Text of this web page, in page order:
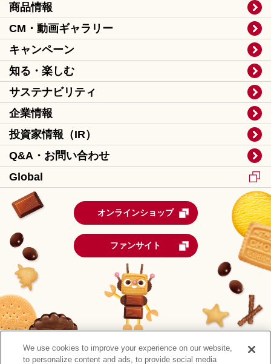
商品情報
CM・動画ギャラリー
キャンペーン
知る・楽しむ
サステナビリティ
企業情報
投資家情報（IR）
Q&A・お問い合わせ
Global
オンラインショップ
ファンサイト
We use cookies to improve your experience on our website,
to personalize content and ads, to provide social media